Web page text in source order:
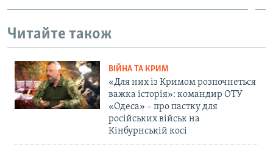
Читайте також
ВІЙНА ТА КРИМ
«Для них із Кримом розпочнеться
важка історія»: командир ОТУ
«Одеса» – про пастку для
російських військ на
Кінбурнській косі